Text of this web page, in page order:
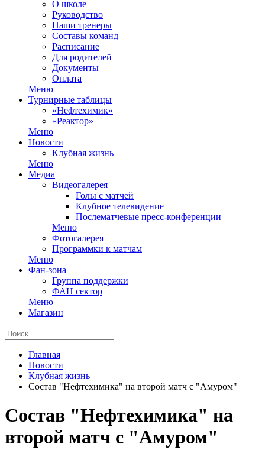
О школе
Руководство
Наши тренеры
Составы команд
Расписание
Для родителей
Документы
Оплата
Меню
Турнирные таблицы
«Нефтехимик»
«Реактор»
Меню
Новости
Клубная жизнь
Меню
Медиа
Видеогалерея
Голы с матчей
Клубное телевидение
Послематчевые пресс-конференции
Меню
Фотогалерея
Программки к матчам
Меню
Фан-зона
Группа поддержки
ФАН сектор
Меню
Магазин
Главная
Новости
Клубная жизнь
Состав "Нефтехимика" на второй матч с "Амуром"
Состав "Нефтехимика" на
второй матч с "Амуром"